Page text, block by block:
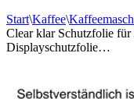
Start\Kaffee\
Clear klar Schutzfolie
Displayschutzfolie…